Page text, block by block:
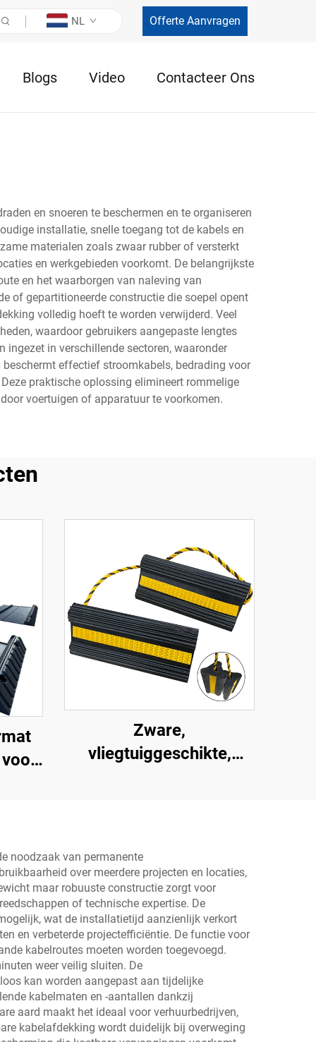
NL Offerte Aanvragen
Blogs Video Contacteer Ons
en snoeren te beschermen en te organiseren
installatie, snelle toegang tot de kabels en
materialen zoals zwaar rubber of versterkt
en werkgebieden voorkomt. De belangrijkste
en het waarborgen van naleving van
of gepartitioneerde constructie die soepel opent
volledig hoeft te worden verwijderd. Veel
waardoor gebruikers aangepaste lengtes
in verschillende sectoren, waaronder
effectief stroomkabels, bedrading voor
praktische oplossing elimineert rommelige
voertuigen of apparatuur te voorkomen.
Zware,
vliegtuiggeschikte,
vliegtuigen,
vrachtwagens,
camperwagens AWC01
noodzaak van permanente
over meerdere projecten en locaties,
maar robuuste constructie zorgt voor
of technische expertise. De
wat de installatietijd aanzienlijk verkort
en verbeterde projectefficiëntie. De functie voor
kabelroutes moeten worden toegevoegd.
weer veilig sluiten. De
kan worden aangepast aan tijdelijke
kabelmaten en -aantallen dankzij
aard maakt het ideaal voor verhuurbedrijven,
kabelafdekking wordt duidelijk bij overweging